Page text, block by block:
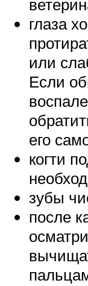
глаза
или
Если
его
когти
зубы
после